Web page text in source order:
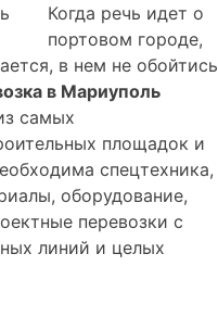
Когда речь идет о
портовом городе,
в нем не обойтись
в Мариуполь
самых
площадок и
спецтехника,
оборудование,
перевозки с
линий и целых